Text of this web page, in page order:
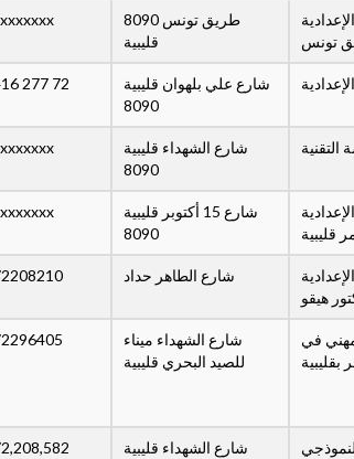
تونس
طريق تونس 8090
قليبية
شارع علي بلهوان قليبية
8090
72 277 416
التقنية
شارع الشهداء قليبية
8090
قليبية
شارع 15 أكتوبر قليبية
8090
هيقو
شارع الطاهر حداد
في
بقليبية
شارع الشهداء ميناء
للصيد البحري قليبية
شارع الشهداء قليبية